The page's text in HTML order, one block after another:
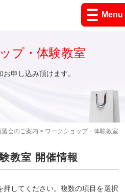
Menu
習会のご案内 > ワークショップ・体験教室
プ・体験教室
申し込み頂けます。
教室 開催情報
してください。複数の項目を選択